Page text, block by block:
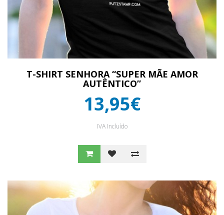
T-SHIRT SENHORA “SUPER MÃE AMOR
AUTÊNTICO”
13,95€
IVA Incluído